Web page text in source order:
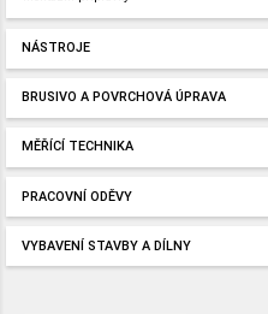
NÁSTROJE
BRUSIVO A POVRCHOVÁ ÚPRAVA
MĚŘÍCÍ TECHNIKA
PRACOVNÍ ODĚVY
VYBAVENÍ STAVBY A DÍLNY